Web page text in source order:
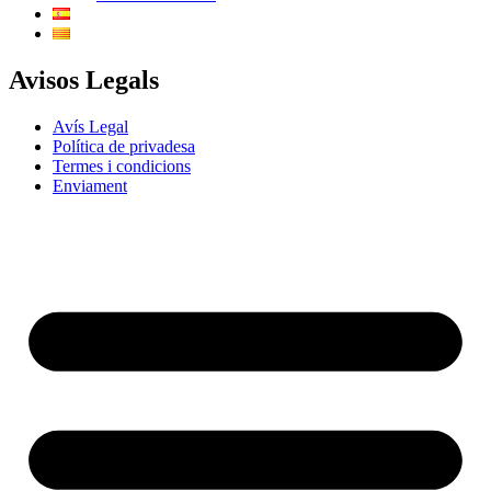
Avisos Legals
Avís Legal
Política de privadesa
Termes i condicions
Enviament